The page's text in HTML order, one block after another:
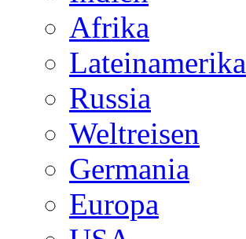
Afrika
Lateinamerika
Russia
Weltreisen
Germania
Europa